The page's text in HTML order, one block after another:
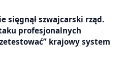
sięgnął szwajcarski rząd.
profesjonalnych
krajowy system